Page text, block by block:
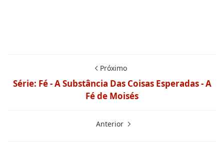
Próximo
Série: Fé - A Substância Das Coisas Esperadas - A
Fé de Moisés
Anterior